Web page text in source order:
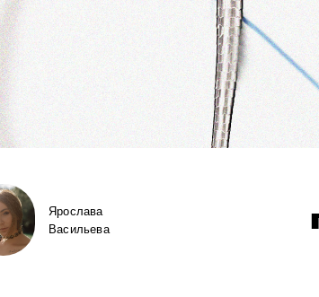
Ярослава
Васильева